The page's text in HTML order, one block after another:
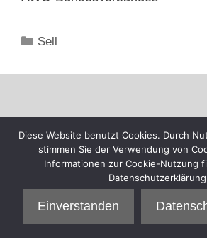
Kategorien
Sell
Diese Website benutzt Cookies. Durch
stimmen Sie der Verwendung von
Informationen zur Cookie-Nutzung
Einverstanden